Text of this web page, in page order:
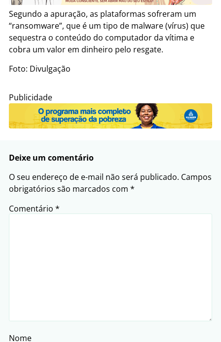
Segundo a apuração, as plataformas sofreram um
“ransomware”, que é um tipo de malware (vírus) que
sequestra o conteúdo do computador da vítima e
cobra um valor em dinheiro pelo resgate.
Foto: Divulgação
Publicidade
Deixe um comentário
O seu endereço de e-mail não será publicado. Campos
obrigatórios são marcados com *
Comentário *
Nome